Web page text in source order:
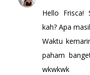
Hello Frisca!
kah? Apa
Waktu
paham
wkwkwk